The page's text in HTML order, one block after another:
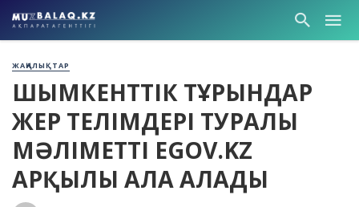
ЖАҢАЛЫҚТАР
ШЫМКЕНТТІК ТҰРҒЫНДАР
ЖЕР ТЕЛІМДЕРІ ТУРАЛЫ
МӘЛІМЕТТІ ЕGOV.KZ
АРҚЫЛЫ АЛА АЛАДЫ